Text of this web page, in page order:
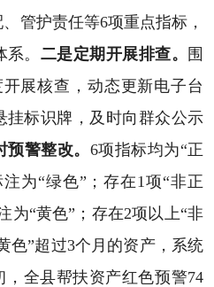
管护责任等6项重点指标，
。 二是定期开展排查。 围
展核查，动态更新电子台
挂标识牌，及时向群众公示
预警整改。 6项指标均为“正
为“绿色”；存在1项“非正
为“黄色”；存在2项以上“非
色”超过3个月的资产，系统
，全县帮扶资产红色预警74